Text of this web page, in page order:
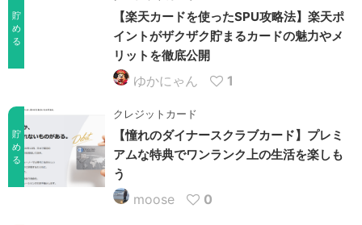
貯
め
る
【楽天カードを使ったSPU攻略法】楽天ポ
イントがザクザク貯まるカードの魅力やメ
リットを徹底公開
ゆかにゃん 1
貯
め
る
クレジットカード
【憧れのダイナースクラブカード】プレミ
アムな特典でワンランク上の生活を楽しも
う
moose 0